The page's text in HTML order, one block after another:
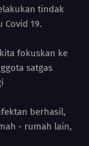
tindak
Covid 19.
fokuskan ke
satgas
berhasil,
- rumah lain,